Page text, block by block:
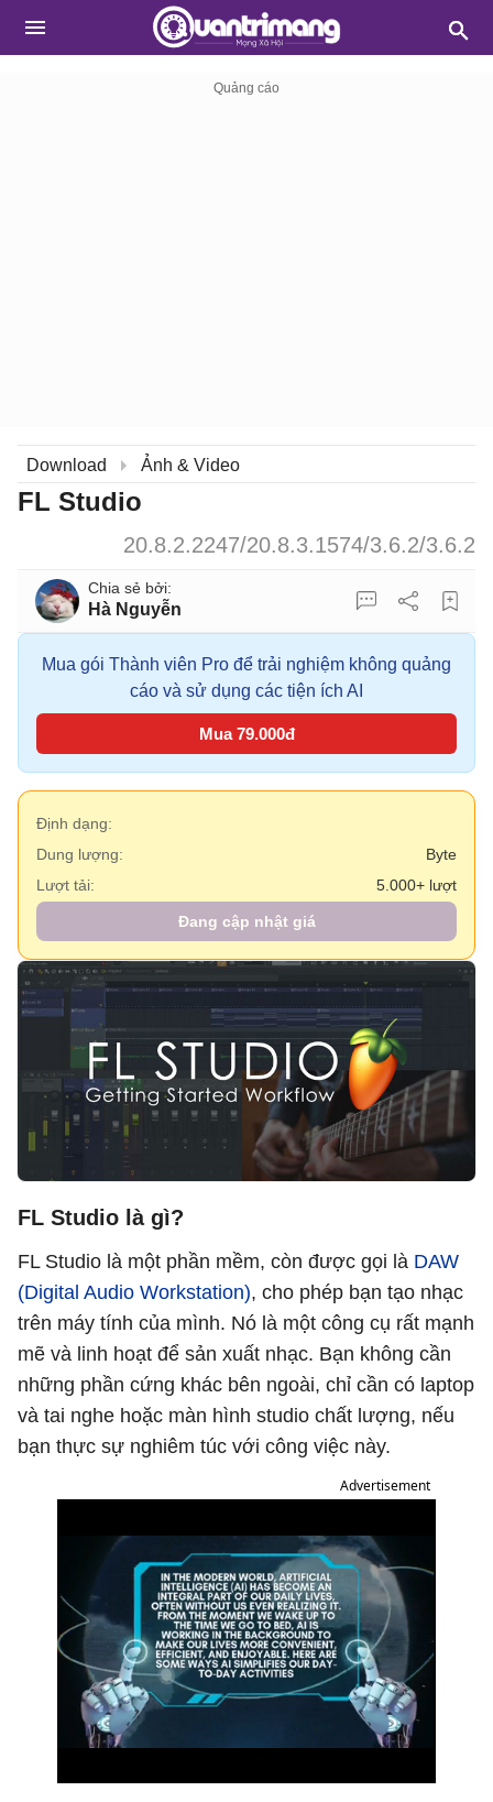
Download Ảnh & Video
FL Studio
20.8.2.2247/20.8.3.1574/3.6.2/3.6.2
Hà Nguyễn
Mua gói Thành viên Pro để trải nghiệm không quảng
cáo và sử dụng các tiện ích AI
Mua 79.000đ
Định dạng:
Dung lượng:
Byte
Lượt tải:
5.000+ lượt
Đang cập nhật giá
FL Studio là gì?
FL Studio là một phần mềm, còn được gọi là DAW
(Digital Audio Workstation), cho phép bạn tạo nhạc
trên máy tính của mình. Nó là một công cụ rất mạnh
mẽ và linh hoạt để sản xuất nhạc. Bạn không cần
những phần cứng khác bên ngoài, chỉ cần có laptop
và tai nghe hoặc màn hình studio chất lượng, nếu
bạn thực sự nghiêm túc với công việc này.
Advertisement